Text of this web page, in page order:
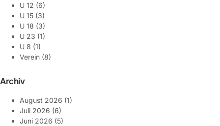
U 12 (6)
U 15 (3)
U 18 (3)
U 23 (1)
U 8 (1)
Verein (8)
Archiv
August 2026 (1)
Juli 2026 (6)
Juni 2026 (5)